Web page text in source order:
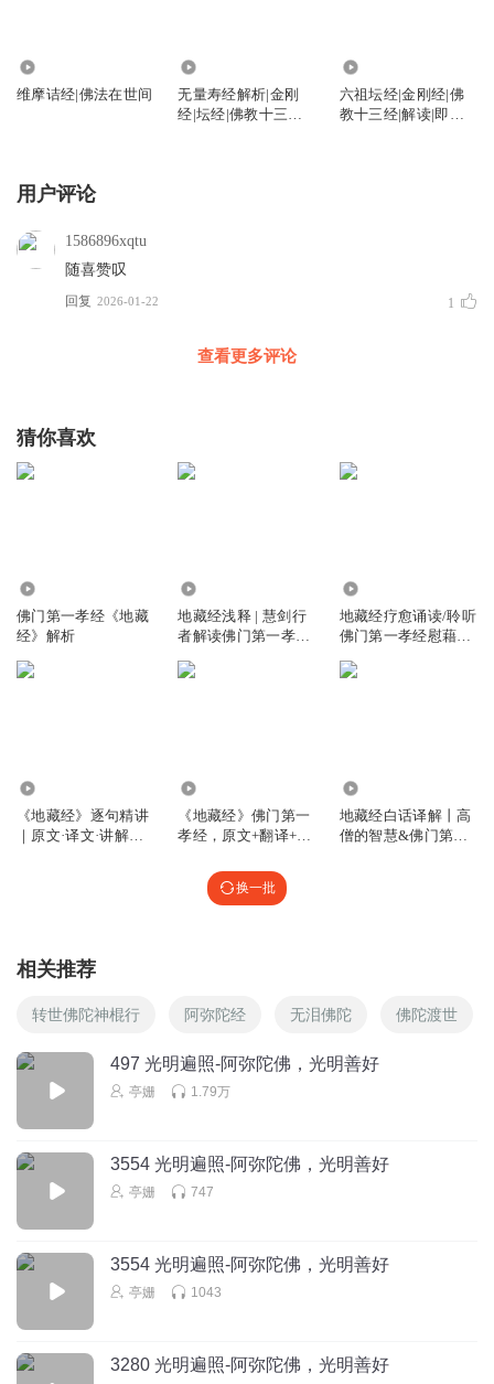
维摩诘经|佛法在世间
无量寿经解析|金刚
经|坛经|佛教十三经|
六祖坛经|金刚经|佛
教十三经|解读|即心
用户评论
1586896xqtu
随喜赞叹
回复 2026-01-22 1
查看更多评论
猜你喜欢
佛门第一孝经《地藏
经》解析
地藏经浅释 | 慧剑行
者解读佛门第一孝经|
地藏经疗愈诵读/聆听
佛门第一孝经慰藉心
《地藏经》逐句精讲
｜原文·译文·讲解｜
《地藏经》佛门第一
孝经，原文+翻译+重
地藏经白话译解丨高
僧的智慧&佛门第一
换一批
相关推荐
转世佛陀神棍行 阿弥陀经 无泪佛陀 佛陀渡世
497 光明遍照-阿弥陀佛，光明善好
亭姗 1.79万
3554 光明遍照-阿弥陀佛，光明善好
亭姗 747
3554 光明遍照-阿弥陀佛，光明善好
亭姗 1043
3280 光明遍照-阿弥陀佛，光明善好